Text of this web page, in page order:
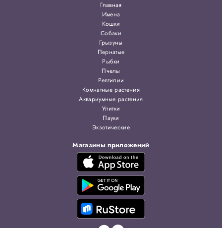
Главная
Имена
Кошки
Собаки
Грызуны
Пернатые
Рыбки
Пчелы
Рептилии
Комнатные растения
Аквариумные растения
Улитки
Пауки
Экзотические
Магазины приложений